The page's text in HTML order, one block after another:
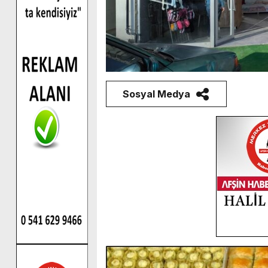
Sosyal Medya